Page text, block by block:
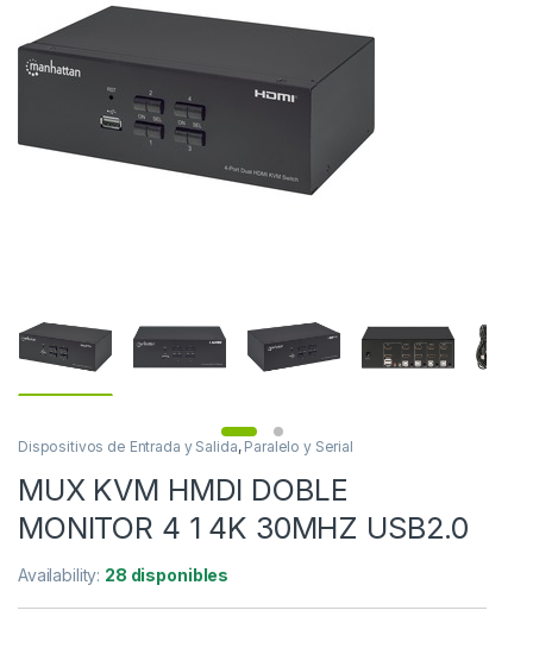
Dispositivos de Entrada y Salida, Paralelo y Serial
MUX KVM HMDI DOBLE
MONITOR 4 1 4K 30MHZ USB2.0
Availability: 28 disponibles